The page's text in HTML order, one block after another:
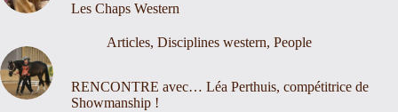
Les Chaps Western
Articles, Disciplines western, People
RENCONTRE avec… Léa Perthuis, compétitrice de
Showmanship !